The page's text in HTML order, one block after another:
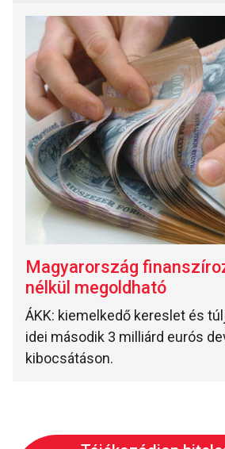
Magyarország
nélkül megoldható
ÁKK: kiemelkedő kereslet és
idei második 3 milliárd eurós
kibocsátáson.